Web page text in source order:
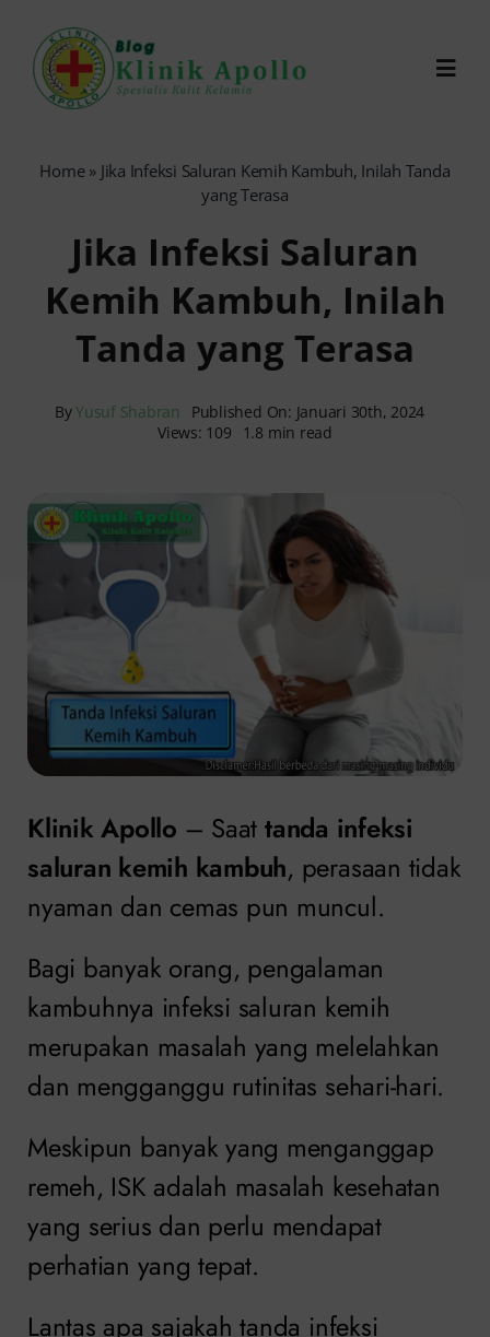
content
Chat Dokter
Reservasi Online
Home» Jika Infeksi Saluran Kemih Kambuh, Inilah Tanda
yang Terasa
Jika Infeksi Saluran
Kemih Kambuh, Inilah
Tanda yang Terasa
ByYusuf Shabran
Published On: Januari 30th, 2024
Views: 109
1.8 min read
Klinik Apollo – Saat tanda infeksi
saluran kemih kambuh, perasaan tidak
nyaman dan cemas pun muncul.
Bagi banyak orang, pengalaman
kambuhnya infeksi saluran kemih
merupakan masalah yang melelahkan
dan mengganggu rutinitas sehari-hari.
Meskipun banyak yang menganggap
remeh, ISK adalah masalah kesehatan
yang serius dan perlu mendapat
perhatian yang tepat.
Lantas apa sajakah tanda infeksi